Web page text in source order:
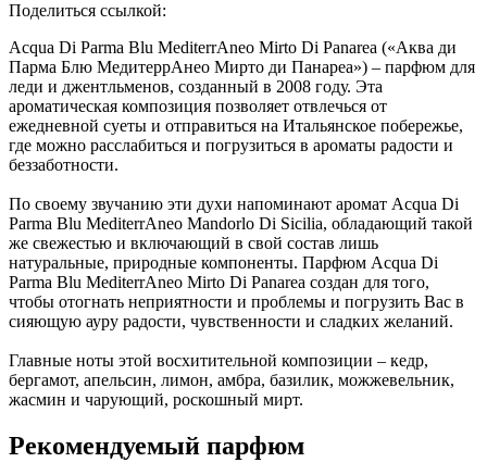
Поделиться ссылкой:
Acqua Di Parma Blu MediterrAneo Mirto Di Panarea («Аква ди
Парма Блю МедитеррАнео Мирто ди Панареа») – парфюм для
леди и джентльменов, созданный в 2008 году. Эта
ароматическая композиция позволяет отвлечься от
ежедневной суеты и отправиться на Итальянское побережье,
где можно расслабиться и погрузиться в ароматы радости и
беззаботности.
По своему звучанию эти духи напоминают аромат Acqua Di
Parma Blu MediterrAneo Mandorlo Di Sicilia, обладающий такой
же свежестью и включающий в свой состав лишь
натуральные, природные компоненты. Парфюм Acqua Di
Parma Blu MediterrAneo Mirto Di Panarea создан для того,
чтобы отогнать неприятности и проблемы и погрузить Вас в
сияющую ауру радости, чувственности и сладких желаний.
Главные ноты этой восхитительной композиции – кедр,
бергамот, апельсин, лимон, амбра, базилик, можжевельник,
жасмин и чарующий, роскошный мирт.
Рекомендуемый парфюм